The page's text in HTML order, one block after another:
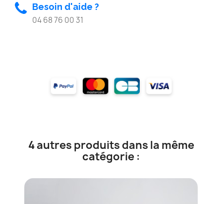
Besoin d'aide ?
04 68 76 00 31
4 autres produits dans la même
catégorie :